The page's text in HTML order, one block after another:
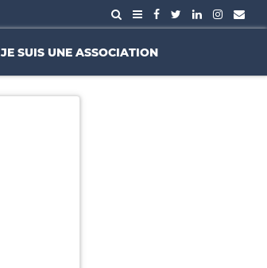
JE SUIS UNE ASSOCIATION